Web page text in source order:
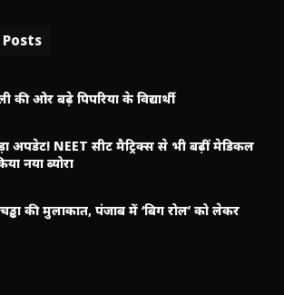
की ओर बढ़े पिपरिया के विद्यार्थी
अपडेट! NEET सीट मैट्रिक्स से भी बढ़ीं मेडिकल
नया ब्योरा
की मुलाकात, पंजाब में ‘बिग रोल’ को लेकर